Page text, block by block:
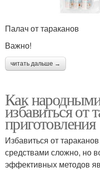
Палач от тараканов
Важно!
читать дальше →
Как
избавиться от
приготовления
Избавиться от
средствами сложно, но
эффективных методов